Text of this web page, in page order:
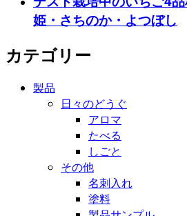
姫・さちのか・よつぼし
カテゴリー
製品
日々のどうぐ
アロマ
たべる
しごと
その他
名刺入れ
塗料